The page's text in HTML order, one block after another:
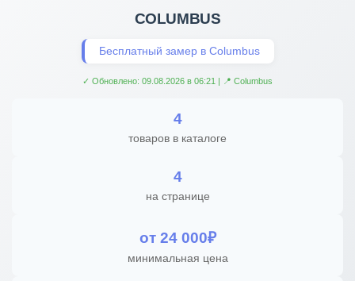
COLUMBUS
Бесплатный замер в Columbus
✓ Обновлено: 09.08.2026 в 06:21 | 📍 Columbus
4
товаров в каталоге
4
на странице
от 24 000₽
минимальная цена